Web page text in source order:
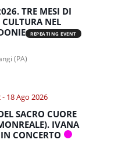
TRE MESI DI
NEL
REPEATING EVENT
(PA)
- 18 Ago 2026
SACRO CUORE
IVANA
CONCERTO